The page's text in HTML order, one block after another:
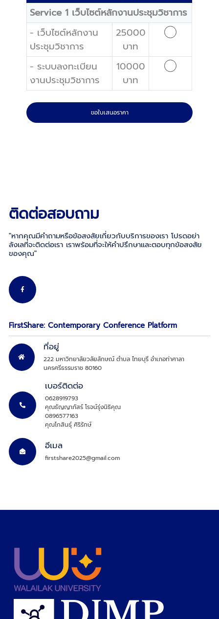
Service 1 เว็บไซต์หลักงานประชุมวิชาการ
- เว็บไซต์หลักงาน
ประชุมวิชาการ
25000
บาท
- ระบบลงทะเบียน
งานประชุมวิชาการ
10000
บาท
ขอใบเสนอราคา
ติดต่อสอบถาม
"หากคุณมีคำถามหรือข้อสงสัยเกี่ยวกับบริการของเรา โปรดอย่า
ลังเลที่จะติดต่อเรา เราพร้อมที่จะให้คำปรึกษาและตอบทุกข้อสงสัย
ของคุณ"
FirstShare: Contemporary Conference Platform
ที่อยู่
222 มหาวิทยาลัยวลัยลักษณ์ ตำบล ไทยบุรี อำเภอท่าศาลา
นครศรีธรรมราช 80160
เบอร์ติดต่อ
0628919793
คุณธัญญาภัสร์ โรจน์รุ่งนิธิคุณ
0896577163
คุณโกสินธุ์ ศิริรักษ์
อีเมล
firstshare2025@gmail.com